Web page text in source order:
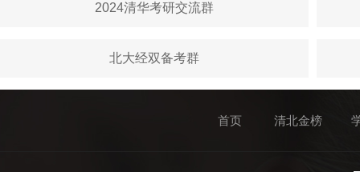
2024清华考研交流群
北大经双备考群
首页 清北金榜